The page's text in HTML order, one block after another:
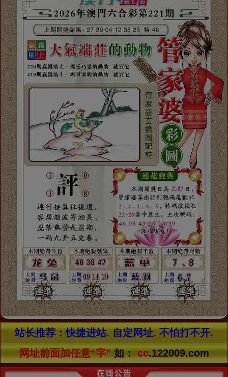
站长推荐：快捷进站. 自定网址. 不怕打不开.
网址前面加任意“字” 如： ee.122009.com